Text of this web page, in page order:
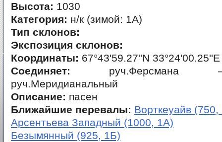
Высота: 1030
Категория: н/к (зимой: 1А)
Тип склонов:
Экспозиция склонов:
Координаты: 67°43'59.27''N 33°24'00.25''E
Соединяет: руч.Ферсмана –
руч.Меридианальный
Описание: пасен
Ближайшие перевалы: Ворткеуайв (750,
Арсентьева Западный (1000, 1А)
Безымянный (925, 1Б)